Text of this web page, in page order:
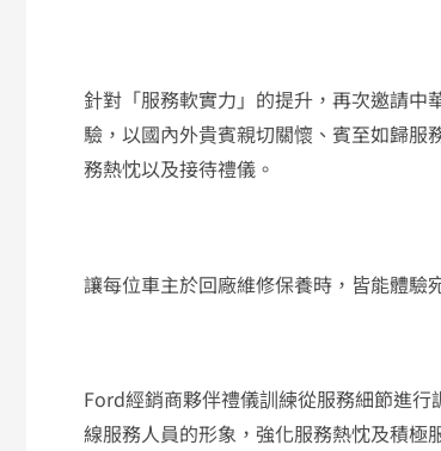
針對「服務軟實力」的提升，再次邀請
驗，以國內外貴賓親切關懷、賓至如歸服
務熱忱以及接待禮儀。
讓每位車主於回廠維修保養時，皆能體驗
Ford經銷商夥伴禮儀訓練從服務細節進
線服務人員的形象，強化服務熱忱及積極